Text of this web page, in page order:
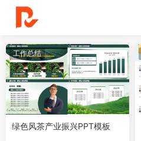
工作总结
绿色风茶产业振兴PPT模板